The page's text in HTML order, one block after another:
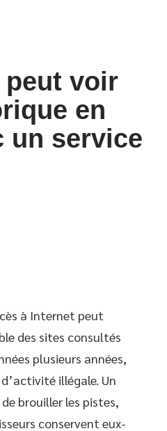
peut voir
en
un service
à Internet peut
des sites consultés
plusieurs années,
illégale. Un
brouiller les pistes,
conservent eux-